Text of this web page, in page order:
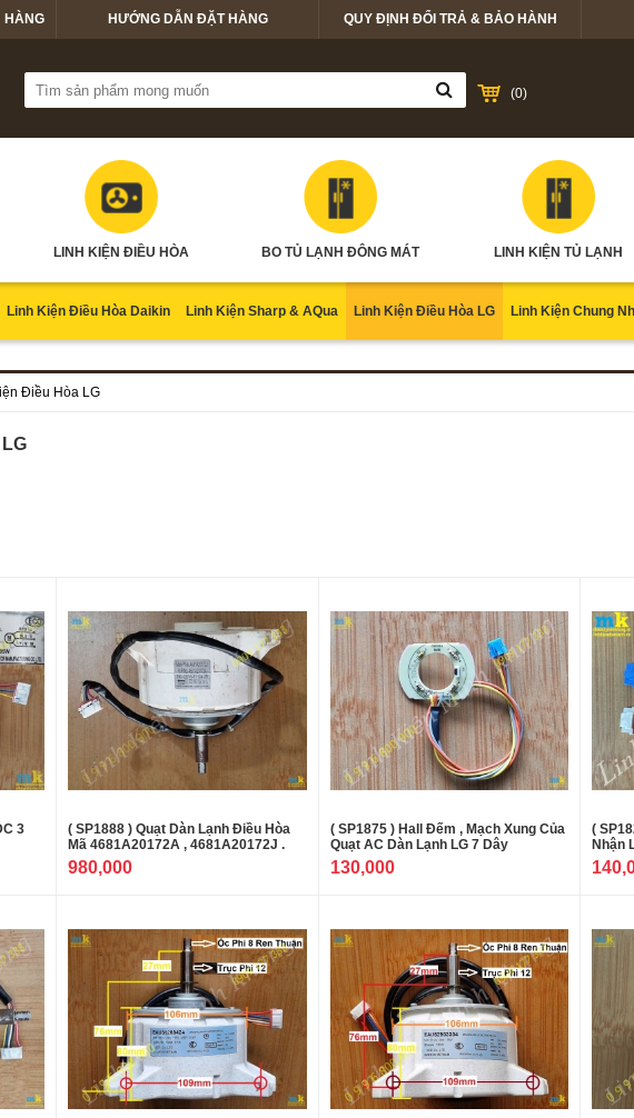
HÀNG HƯỚNG DẪN ĐẶT HÀNG QUY ĐỊNH ĐỔI TRẢ & BẢO HÀNH
(0)
LINH KIỆN ĐIỀU HÒA BO TỦ LẠNH ĐÔNG MÁT LINH KIỆN TỦ LẠNH
Linh Kiện Điều Hòa Daikin Linh Kiện Sharp & AQua Linh Kiện Điều Hòa LG Linh Kiện Chung
Điều Hòa LG
3
( SP1888 ) Quạt Dàn Lạnh Điều Hòa
Mã 4681A20172A , 4681A20172J .
980,000
( SP1875 ) Hall Đếm , Mạch Xung Của
Quạt AC Dàn Lạnh LG 7 Dây
130,000
(
Nhận